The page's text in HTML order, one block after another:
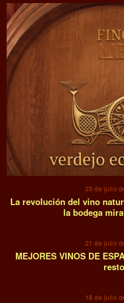
23 de julio
La revolución del vino
la bodega
21 de julio
MEJORES VINOS DE
resto
18 de julio